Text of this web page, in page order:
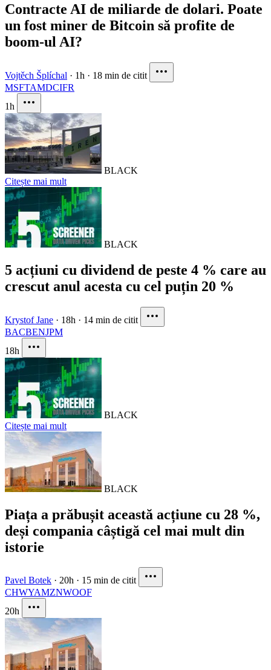
Contracte AI de miliarde de dolari. Poate
un fost miner de Bitcoin să profite de
boom-ul AI?
Vojtěch Šplíchal · 1h · 18 min de citit
MSFTAMDCIFR
1h
BLACK
Citește mai mult
BLACK
5 acțiuni cu dividend de peste 4 % care au
crescut anul acesta cu cel puțin 20 %
Krystof Jane · 18h · 14 min de citit
BACBENJPM
18h
BLACK
Citește mai mult
BLACK
Piața a prăbușit această acțiune cu 28 %,
deși compania câștigă cel mai mult din
istorie
Pavel Botek · 20h · 15 min de citit
CHWYAMZNWOOF
20h